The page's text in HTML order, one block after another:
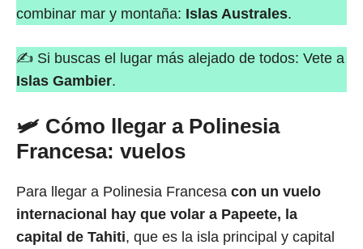
combinar mar y montaña: Islas Australes.
✍ Si buscas el lugar más alejado de todos: Vete a
Islas Gambier.
🛩 Cómo llegar a Polinesia
Francesa: vuelos
Para llegar a Polinesia Francesa con un vuelo
internacional hay que volar a Papeete, la
capital de Tahiti, que es la isla principal y capital